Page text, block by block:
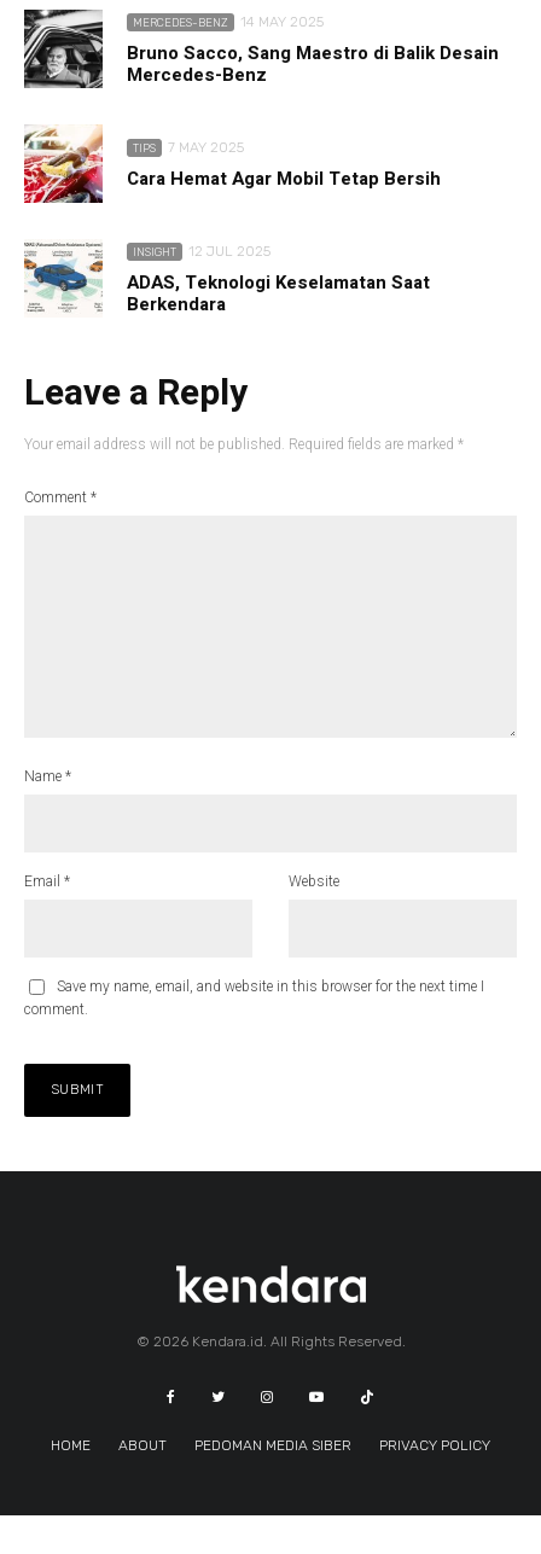
MERCEDES-BENZ 14 MAY 2025
Bruno Sacco, Sang Maestro di Balik Desain
Mercedes-Benz
TIPS 7 MAY 2025
Cara Hemat Agar Mobil Tetap Bersih
INSIGHT 12 JUL 2025
ADAS, Teknologi Keselamatan Saat
Berkendara
Leave a Reply
Your email address will not be published. Required fields are marked *
Comment *
Name *
Email * Website
Save my name, email, and website in this browser for the next time I
comment.
© 2026 Kendara.id. All Rights Reserved.
HOME ABOUT PEDOMAN MEDIA SIBER PRIVACY POLICY